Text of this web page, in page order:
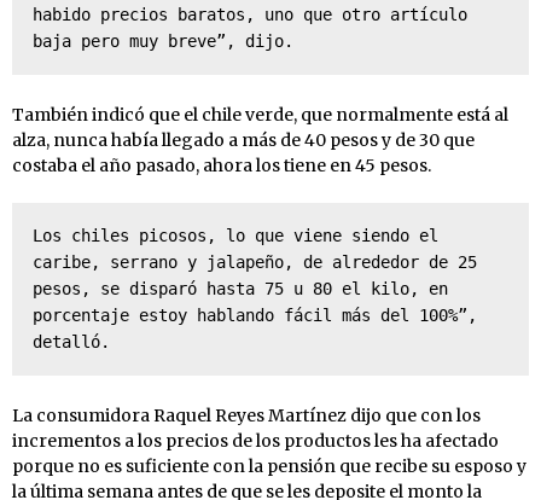
habido precios baratos, uno que otro artículo
baja pero muy breve”, dijo.
También indicó que el chile verde, que normalmente está al
alza, nunca había llegado a más de 40 pesos y de 30 que
costaba el año pasado, ahora los tiene en 45 pesos.
Los chiles picosos, lo que viene siendo el
caribe, serrano y jalapeño, de alrededor de 25
pesos, se disparó hasta 75 u 80 el kilo, en
porcentaje estoy hablando fácil más del 100%”,
detalló.
La consumidora Raquel Reyes Martínez dijo que con los
incrementos a los precios de los productos les ha afectado
porque no es suficiente con la pensión que recibe su esposo y
la última semana antes de que se les deposite el monto la